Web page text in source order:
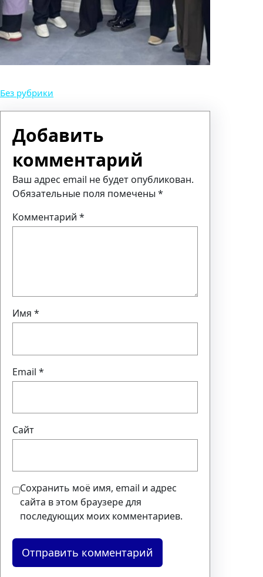
Без рубрики
Добавить
комментарий
Ваш адрес email не будет опубликован.
Обязательные поля помечены *
Комментарий *
Имя *
Email *
Сайт
Сохранить моё имя, email и адрес
сайта в этом браузере для
последующих моих комментариев.